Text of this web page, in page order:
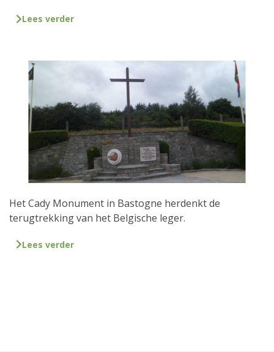
Lees verder
Het Cady Monument in Bastogne herdenkt de
terugtrekking van het Belgische leger.
Lees verder